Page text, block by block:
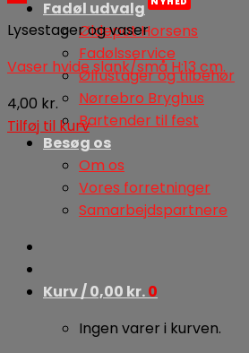
Fadøl udvalg
Øldepot Horsens
Fadølsservice
Ølfustager og tilbehør
Nørrebro Bryghus
Bartender til fest
Besøg os
Om os
Vores forretninger
Samarbejdspartnere
Kurv /0,00 kr.0
Ingen varer i kurven.
Lysestager og vaser
Vaser hvide slank/små H:13 cm.
4,00 kr.
Tilføj til kurv